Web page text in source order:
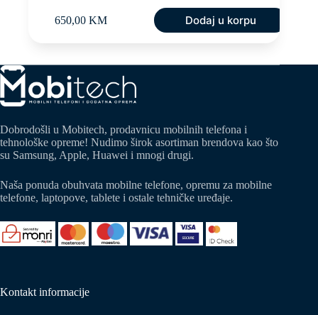
650,00 KM Dodaj u korpu
Dobrodošli u Mobitech, prodavnicu mobilnih telefona i
tehnološke opreme! Nudimo širok asortiman brendova kao što
su Samsung, Apple, Huawei i mnogi drugi.
Naša ponuda obuhvata mobilne telefone, opremu za mobilne
telefone, laptopove, tablete i ostale tehničke uređaje.
Kontakt informacije